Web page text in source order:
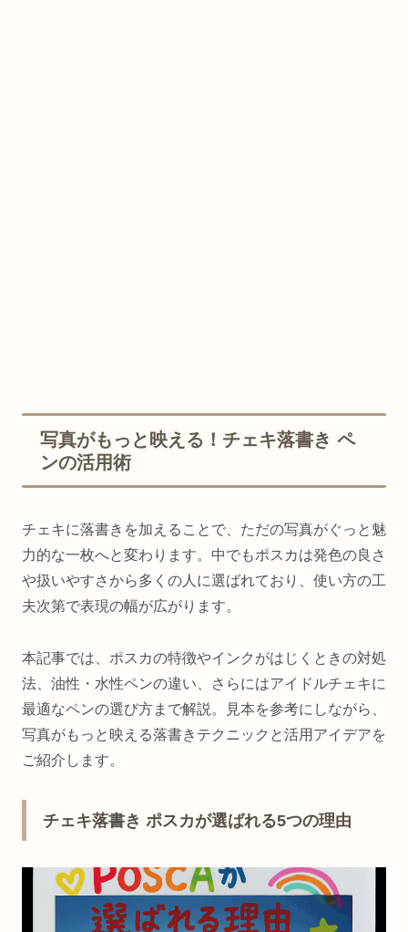
写真がもっと映える！チェキ落書き ペ
ンの活用術
チェキに落書きを加えることで、ただの写真がぐっと魅
力的な一枚へと変わります。中でもポスカは発色の良さ
や扱いやすさから多くの人に選ばれており、使い方の工
夫次第で表現の幅が広がります。
本記事では、ポスカの特徴やインクがはじくときの対処
法、油性・水性ペンの違い、さらにはアイドルチェキに
最適なペンの選び方まで解説。見本を参考にしながら、
写真がもっと映える落書きテクニックと活用アイデアを
ご紹介します。
チェキ落書き ポスカが選ばれる5つの理由